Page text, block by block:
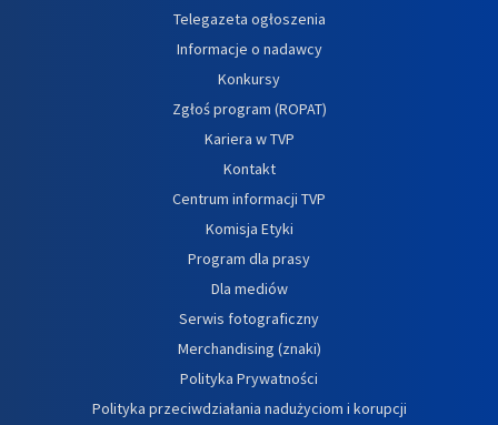
Telegazeta ogłoszenia
Informacje o nadawcy
Konkursy
Zgłoś program (ROPAT)
Kariera w TVP
Kontakt
Centrum informacji TVP
Komisja Etyki
Program dla prasy
Dla mediów
Serwis fotograficzny
Merchandising (znaki)
Polityka Prywatności
Polityka przeciwdziałania nadużyciom i korupcji